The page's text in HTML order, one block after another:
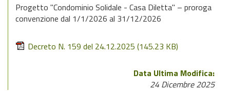
Progetto "Condominio Solidale - Casa Diletta" – proroga
convenzione dal 1/1/2026 al 31/12/2026
Decreto N. 159 del 24.12.2025 (145.23 KB)
Data Ultima Modifica:
24 Dicembre 2025